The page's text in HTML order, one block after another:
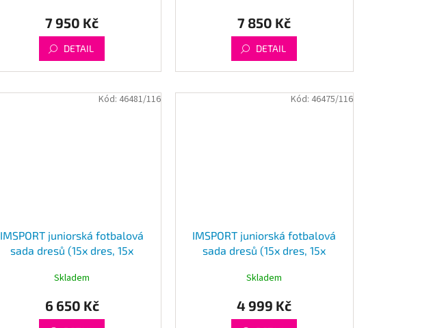
7 950 Kč
DETAIL
7 850 Kč
DETAIL
IMSPORT juniorská fotbalová
sada dresů (15x dres, 15x
Skladem
6 650 Kč
Kód: 46481/116
IMSPORT juniorská fotbalová
sada dresů (15x dres, 15x
Skladem
4 999 Kč
Kód: 46475/116